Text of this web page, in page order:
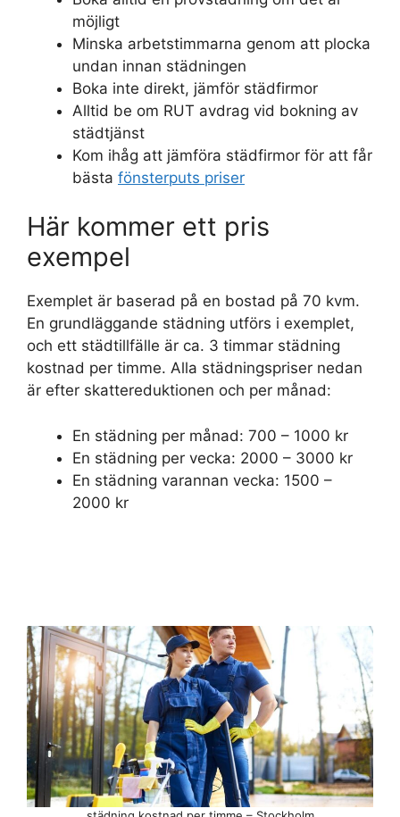
möjligt
Minska arbetstimmarna genom att plocka
undan innan städningen
Boka inte direkt, jämför städfirmor
Alltid be om RUT avdrag vid bokning av
städtjänst
Kom ihåg att jämföra städfirmor för att får
bästa fönsterputs priser
Här kommer ett pris
exempel
Exemplet är baserad på en bostad på 70 kvm.
En grundläggande städning utförs i exemplet,
och ett städtillfälle är ca. 3 timmar städning
kostnad per timme. Alla städningspriser nedan
är efter skattereduktionen och per månad:
En städning per månad: 700 – 1000 kr
En städning per vecka: 2000 – 3000 kr
En städning varannan vecka: 1500 –
2000 kr